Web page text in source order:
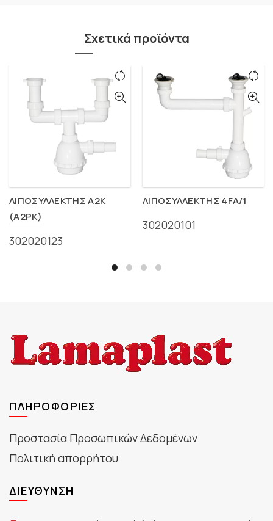
Σχετικά προϊόντα
ΛΙΠΟΣΥΛΛΕΚΤΗΣ A2K
(A2PK)
302020123
ΛΙΠΟΣΥΛΛΕΚΤΗΣ 4FA/1
302020101
ΠΛΗΡΟΦΟΡΊΕΣ
Προστασία Προσωπικών Δεδομένων
Πολιτική απορρήτου
ΔΙΕΎΘΥΝΣΗ